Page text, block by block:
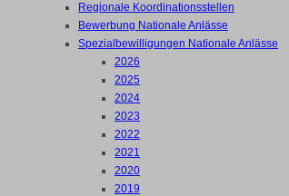
Regionale Koordinationsstellen
Bewerbung Nationale Anlässe
Spezialbewilligungen Nationale Anlässe
2026
2025
2024
2023
2022
2021
2020
2019